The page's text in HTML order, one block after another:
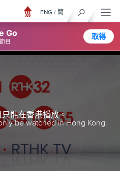
Go
目
取得
ENG / 簡
能在香港播放。
be watched in Hong Kong.